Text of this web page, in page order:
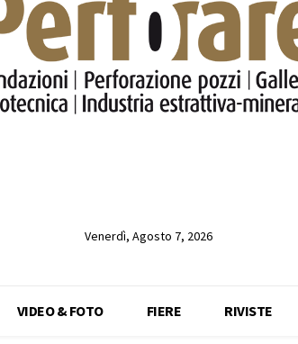
Venerdì, Agosto 7, 2026
VIDEO & FOTO FIERE RIVISTE